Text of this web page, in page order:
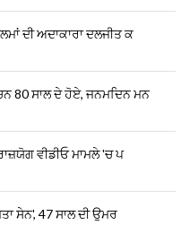
ਦੀ ਅਦਾਕਾਰਾ ਦਲਜੀਤ ਕ
80 ਸਾਲ ਦੇ ਹੋਏ, ਜਨਮਦਿਨ ਮਨ
ਵੀਡੀਓ ਮਾਮਲੇ 'ਚ ਪ
ਸੇਨ', 47 ਸਾਲ ਦੀ ਉਮਰ